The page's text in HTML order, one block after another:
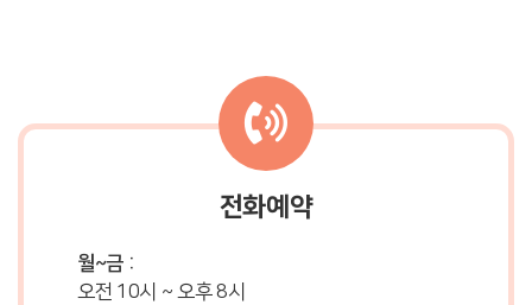
전화예약
월~금 :
오전 10시 ~ 오후 8시